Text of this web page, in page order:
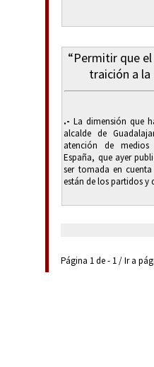
“Permitir que
traición a
.- La dimensión que
alcalde de
atención de
España, que ayer
ser tomada en
están de los partidos y
Página 1 de - 1 / Ir a